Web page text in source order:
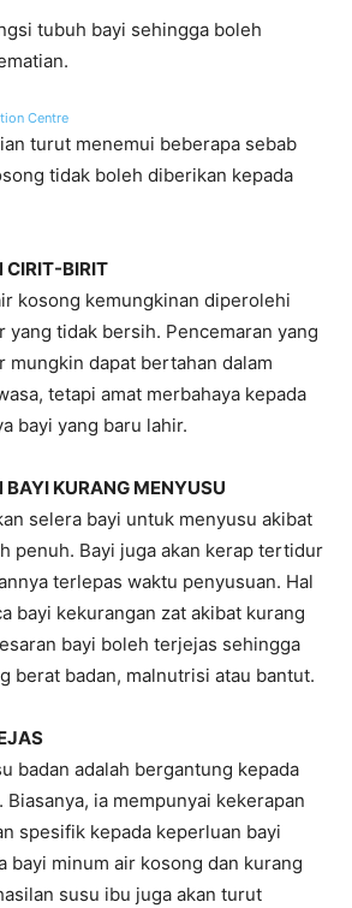
tubuh bayi sehingga boleh
Centre
turut menemui beberapa sebab
tidak boleh diberikan kepada
CIRIT-BIRIT
kosong kemungkinan diperolehi
yang tidak bersih. Pencemaran yang
mungkin dapat bertahan dalam
tetapi amat merbahaya kepada
bayi yang baru lahir.
KURANG MENYUSU
selera bayi untuk menyusu akibat
penuh. Bayi juga akan kerap tertidur
terlepas waktu penyusuan. Hal
bayi kekurangan zat akibat kurang
bayi boleh terjejas sehingga
berat badan, malnutrisi atau bantut.
badan adalah bergantung kepada
Biasanya, ia mempunyai kekerapan
spesifik kepada keperluan bayi
bayi minum air kosong dan kurang
susu ibu juga akan turut